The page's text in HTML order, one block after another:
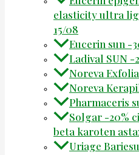
elasticity ultra
15/08
Eucerin sun -
Ladival SUN -
Noreva
Noreva
Pharmaceris
Solgar -20%
beta karoten
Uriage